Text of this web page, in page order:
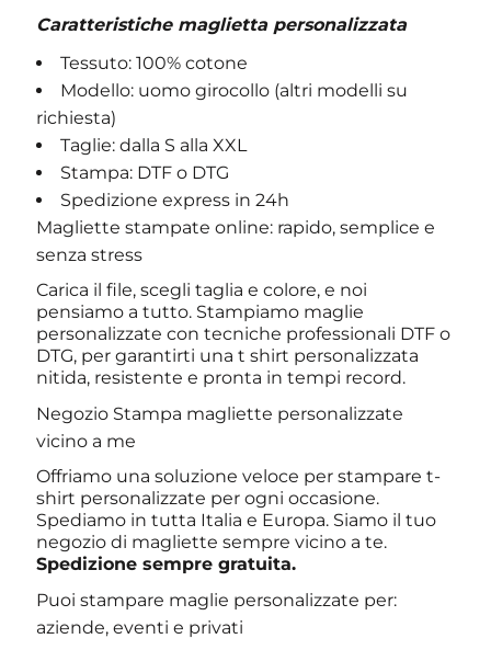
Caratteristiche maglietta personalizzata
Tessuto: 100% cotone
Modello: uomo girocollo (altri modelli su
richiesta)
Taglie: dalla S alla XXL
Stampa: DTF o DTG
Spedizione express in 24h
Magliette stampate online: rapido, semplice e
senza stress
Carica il file, scegli taglia e colore, e noi
pensiamo a tutto. Stampiamo maglie
personalizzate con tecniche professionali DTF o
DTG, per garantirti una t shirt personalizzata
nitida, resistente e pronta in tempi record.
Negozio Stampa magliette personalizzate
vicino a me
Offriamo una soluzione veloce per stampare t-
shirt personalizzate per ogni occasione.
Spediamo in tutta Italia e Europa. Siamo il tuo
negozio di magliette sempre vicino a te.
Spedizione sempre gratuita.
Puoi stampare maglie personalizzate per:
aziende, eventi e privati